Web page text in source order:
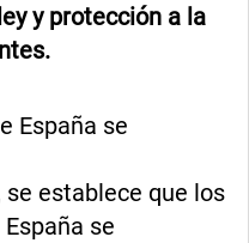
y protección a la
España se
establece que los
se